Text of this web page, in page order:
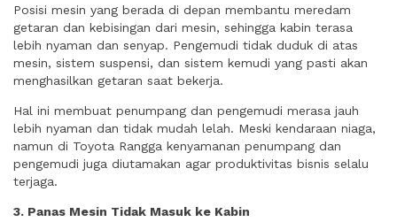
Posisi mesin yang berada di depan membantu meredam
getaran dan kebisingan dari mesin, sehingga kabin terasa
lebih nyaman dan senyap. Pengemudi tidak duduk di atas
mesin, sistem suspensi, dan sistem kemudi yang pasti akan
menghasilkan getaran saat bekerja.
Hal ini membuat penumpang dan pengemudi merasa jauh
lebih nyaman dan tidak mudah lelah. Meski kendaraan niaga,
namun di Toyota Rangga kenyamanan penumpang dan
pengemudi juga diutamakan agar produktivitas bisnis selalu
terjaga.
3. Panas Mesin Tidak Masuk ke Kabin